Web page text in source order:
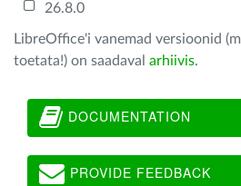
26.8.0
LibreOffice'i vanemad versioonid
toetata!) on saadaval arhiivis.
DOCUMENTATION
PROVIDE FEEDBACK